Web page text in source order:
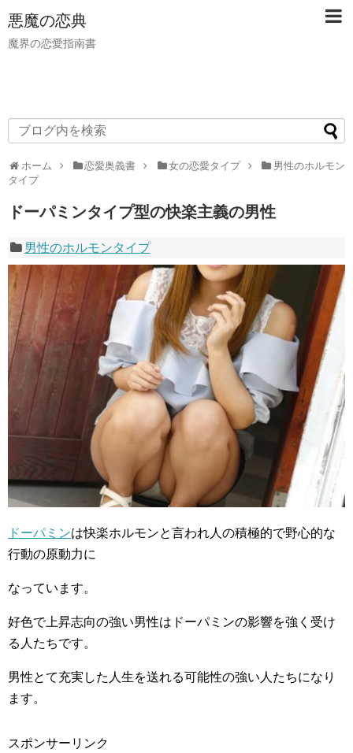
悪魔の恋典
魔界の恋愛指南書
ホーム 恋愛奥義書 女の恋愛タイプ
男性のホルモン
タイプ
ドーパミンタイプ型の快楽主義の男性
男性のホルモンタイプ
ドーパミンは快楽ホルモンと言われ人の積極的で野心的な
行動の原動力に
なっています。
好色で上昇志向の強い男性はドーパミンの影響を強く受け
る人たちです。
男性とて充実した人生を送れる可能性の強い人たちになり
ます。
スポンサーリンク